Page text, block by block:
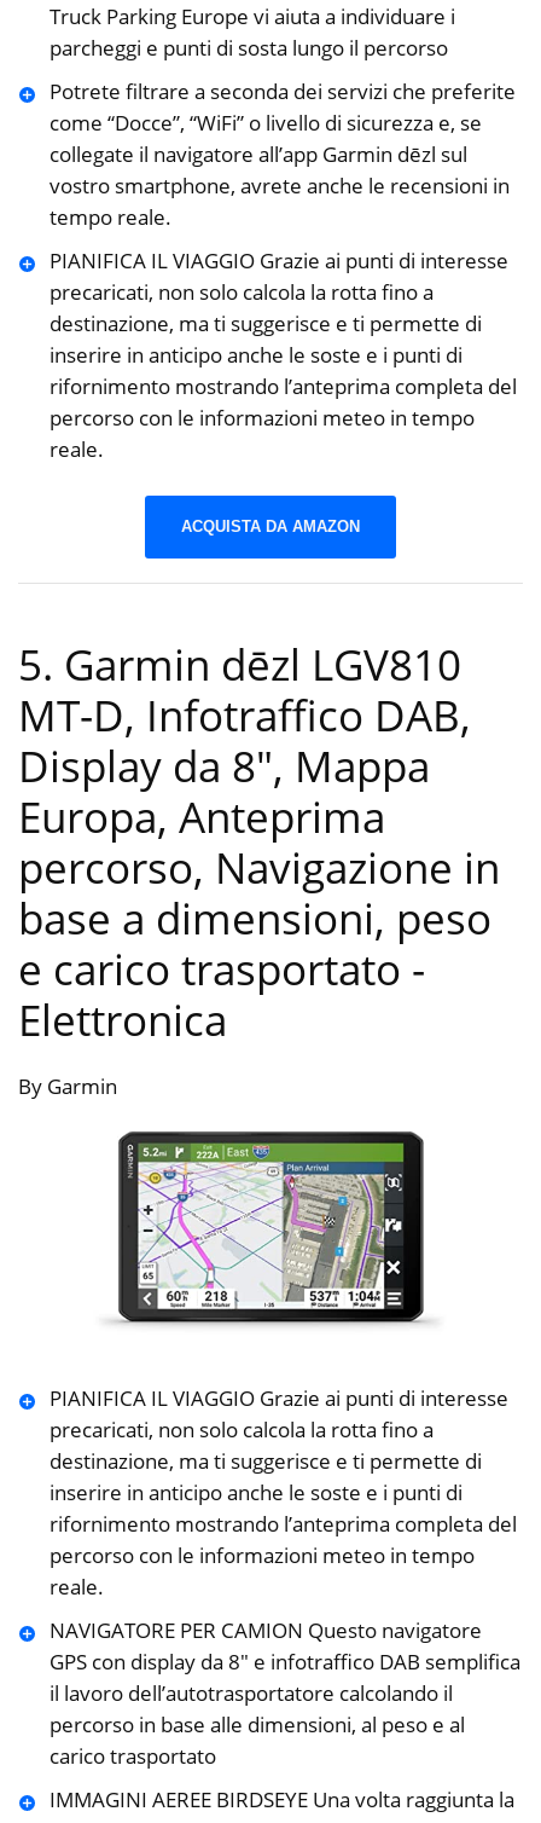
Truck Parking Europe vi aiuta a individuare i
parcheggi e punti di sosta lungo il percorso
Potrete filtrare a seconda dei servizi che preferite
come “Docce”, “WiFi” o livello di sicurezza e, se
collegate il navigatore all’app Garmin dēzl sul
vostro smartphone, avrete anche le recensioni in
tempo reale.
PIANIFICA IL VIAGGIO Grazie ai punti di interesse
precaricati, non solo calcola la rotta fino a
destinazione, ma ti suggerisce e ti permette di
inserire in anticipo anche le soste e i punti di
rifornimento mostrando l’anteprima completa del
percorso con le informazioni meteo in tempo
reale.
ACQUISTA DA AMAZON
5. Garmin dēzl LGV810
MT-D, Infotraffico DAB,
Display da 8″, Mappa
Europa, Anteprima
percorso, Navigazione in
base a dimensioni, peso
e carico trasportato -
Elettronica
By Garmin
PIANIFICA IL VIAGGIO Grazie ai punti di interesse
precaricati, non solo calcola la rotta fino a
destinazione, ma ti suggerisce e ti permette di
inserire in anticipo anche le soste e i punti di
rifornimento mostrando l’anteprima completa del
percorso con le informazioni meteo in tempo
reale.
NAVIGATORE PER CAMION Questo navigatore
GPS con display da 8″ e infotraffico DAB semplifica
il lavoro dell’autotrasportatore calcolando il
percorso in base alle dimensioni, al peso e al
carico trasportato
IMMAGINI AEREE BIRDSEYE Una volta raggiunta la